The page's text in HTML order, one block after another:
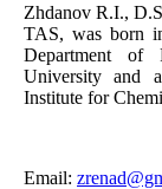
Zhdanov R.I.,
TAS, was born
Department of
University and
Institute for
Email: